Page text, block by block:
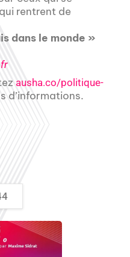
rentrent de
dans le monde »
ausha.co/politique-
d’informations.